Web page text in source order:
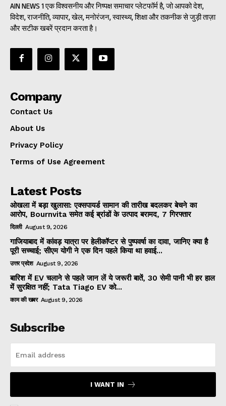
AIN NEWS 1 एक विश्वसनीय और निष्पक्ष समाचार प्लेटफॉर्म है, जो आपको देश,
विदेश, राजनीति, व्यापार, खेल, मनोरंजन, स्वास्थ्य, शिक्षा और तकनीक से जुड़ी ताज़ा
और सटीक खबरें प्रदान करता है।
Company
Contact Us
About Us
Privacy Policy
Terms of Use Agreement
Latest Posts
ओखला में बड़ा खुलासा: एक्सपायर्ड सामान की तारीख बदलकर बेचने का
आरोप, Bournvita समेत कई ब्रांडों के उत्पाद बरामद, 7 गिरफ्तार
दिल्ली August 9, 2026
गाजियाबाद में कांवड़ यात्रा पर हेलीकॉप्टर से पुष्पवर्षा का दावा, जानिए क्या है
पूरी सच्चाई; सीएम योगी ने एक दिन पहले किया था हवाई...
उत्तर प्रदेश August 9, 2026
बारिश में EV चलाने से पहले जान लें ये जरूरी बातें, 30 सेमी पानी भी हर हाल
में सुरक्षित नहीं; Tata Tiago EV को...
काम की खबर August 9, 2026
Subscribe
I WANT IN